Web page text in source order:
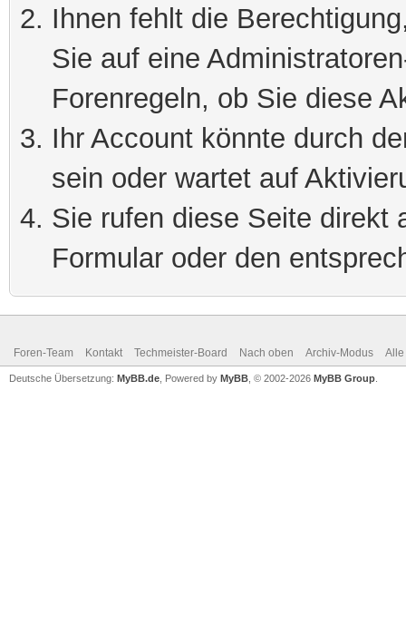
Ihnen fehlt die
Sie auf eine
Forenregeln, ob Sie diese
Ihr Account könnte durch
sein oder wartet auf
Sie rufen diese Seite direkt
Formular oder den
Foren-Team Kontakt Techmeister-Board Nach oben Archiv-Modus Alle
Deutsche Übersetzung: MyBB.de , Powered by MyBB , © 2002-2026 MyBB Group